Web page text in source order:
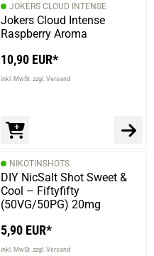
JOKERS CLOUD INTENSE
Jokers Cloud Intense
Raspberry Aroma
10,90 EUR*
inkl. MwSt. zzgl. Versand
NIKOTINSHOTS
DIY NicSalt Shot Sweet &
Cool – Fiftyfifty
(50VG/50PG) 20mg
5,90 EUR*
inkl. MwSt. zzgl. Versand